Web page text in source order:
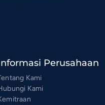
Perusahaan
Kami
Kami